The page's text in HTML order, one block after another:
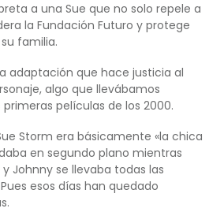
a una Sue que no solo repele a
la Fundación Futuro y protege
familia.
adaptación que hace justicia al
algo que llevábamos
películas de los 2000.
Storm era básicamente «la chica
en segundo plano mientras
Johnny se llevaba todas las
esos días han quedado